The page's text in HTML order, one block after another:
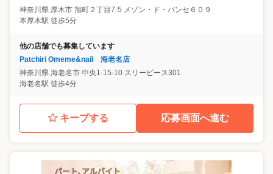
神奈川県 厚木市 旭町２丁目7-5 メゾン・ド・パンセ６０９
本厚木駅 徒歩5分
他の店舗でも募集しています
Patchiri Omeme&nail 海老名店
神奈川県 海老名市 中央1-15-10 スリーピース301
海老名駅 徒歩4分
キープする 応募画面へ進む